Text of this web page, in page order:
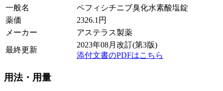
一般名
ペフィシチニブ臭化水素酸塩錠
薬価
2326.1 円
メーカー
アステラス製薬
最終更新
2023年08月改訂(第3版)
添付文書のPDFはこちら
用法・用量